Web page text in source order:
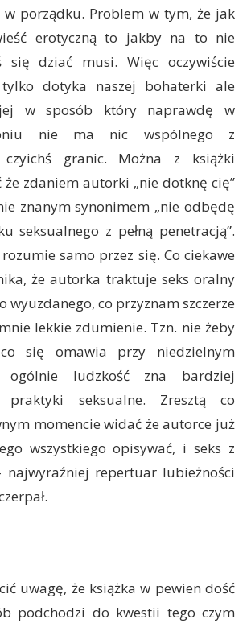
w porządku. Problem w tym, że jak
erotyczną to jakby na to nie
się dziać musi. Więc oczywiście
dotyka naszej bohaterki ale
w sposób który naprawdę w
nie ma nic wspólnego z
czyichś granic. Można z książki
że zdaniem autorki „nie dotknę cię”
znanym synonimem „nie odbędę
seksualnego z pełną penetracją”.
samo przez się. Co ciekawe
że autorka traktuje seks oralny
wyuzdanego, co przyznam szczerze
lekkie zdumienie. Tzn. nie żeby
się omawia przy niedzielnym
ludzkość zna bardziej
praktyki seksualne. Zresztą co
momencie widać że autorce już
wszystkiego opisywać, i seks z
najwyraźniej repertuar lubieżności
uwagę, że książka w pewien dość
podchodzi do kwestii tego czym